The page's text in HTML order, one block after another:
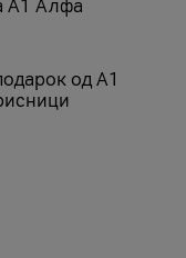
А1 Алфа
од А1